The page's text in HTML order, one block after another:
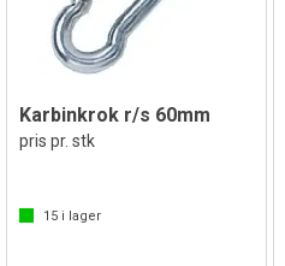
Karbinkrok r/s 60mm
pris pr. stk
15 i lager